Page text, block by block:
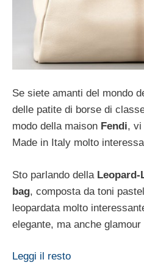
Se siete amanti del mondo
delle patite di borse di
modo della maison Fendi, vi
Made in Italy molto
Sto parlando della Leopard-
bag, composta da toni
leopardata molto
elegante, ma anche
Leggi il resto